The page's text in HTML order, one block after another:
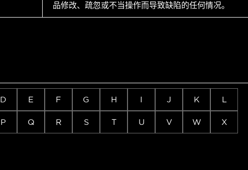
品修改、疏忽或不当操作而导致缺陷的任何情况。
D E F G H I J K L
P Q R S T U V W X